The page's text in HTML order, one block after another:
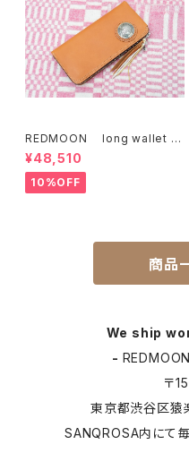
REDMOON long wallet zi
p LP2000-RMLA OTN
¥48,510
10%OFF
商品
We ship
-
〒
東京都渋谷区猿
SANQROSA内にて毎